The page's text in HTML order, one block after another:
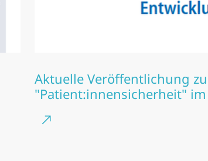
Aktuelle Veröffentlichung
"Patient:innensicherheit"